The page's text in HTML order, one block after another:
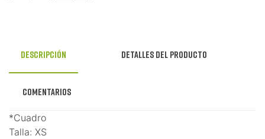
Descripción Detalles del producto
Comentarios
*Cuadro
Talla: XS